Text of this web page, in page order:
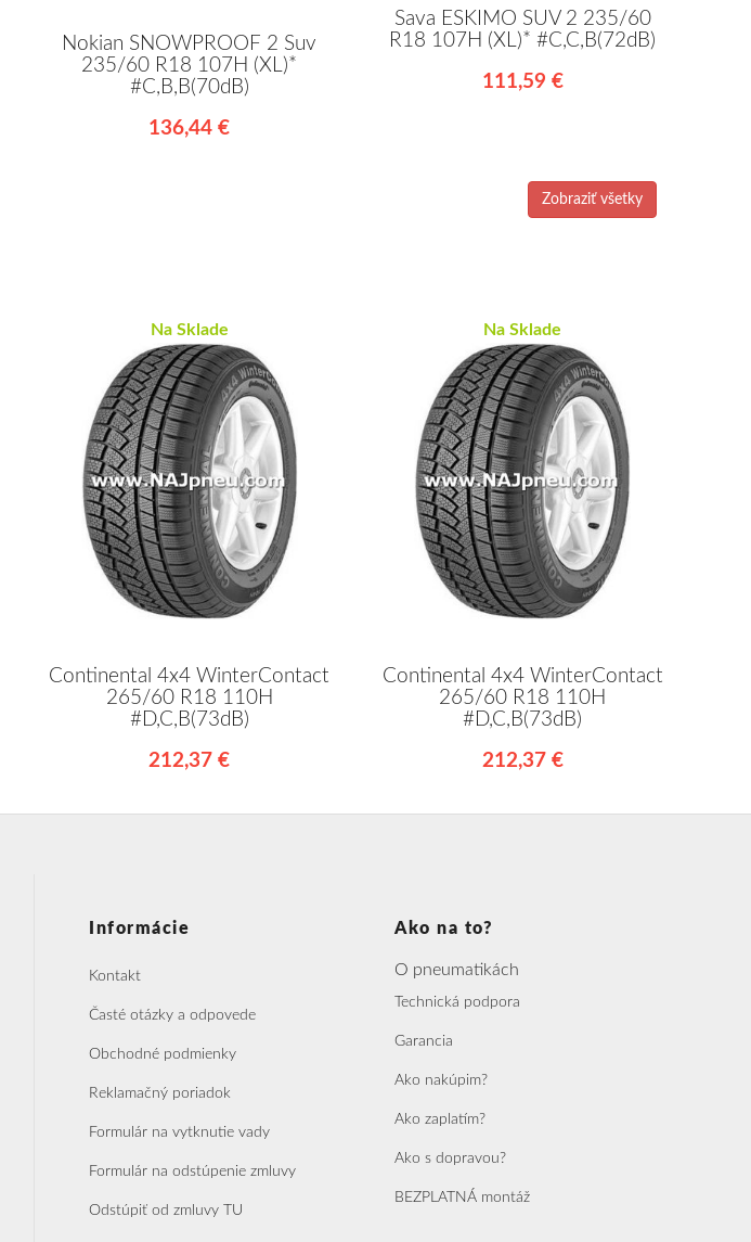
Nokian SNOWPROOF 2 Suv
235/60 R18 107H (XL)*
#C,B,B(70dB)
136,44 €
Sava ESKIMO SUV 2 235/60
R18 107H (XL)* #C,C,B(72dB)
111,59 €
Zobraziť všetky
Na Sklade
Continental 4x4 WinterContact
265/60 R18 110H
#D,C,B(73dB)
212,37 €
Na Sklade
Continental 4x4 WinterContact
265/60 R18 110H
#D,C,B(73dB)
212,37 €
Informácie
Kontakt
Časté otázky a odpovede
Obchodné podmienky
Reklamačný poriadok
Formulár na vytknutie vady
Formulár na odstúpenie zmluvy
Odstúpiť od zmluvy TU
Ako na to?
O pneumatikách
Technická podpora
Garancia
Ako nakúpim?
Ako zaplatím?
Ako s dopravou?
BEZPLATNÁ montáž